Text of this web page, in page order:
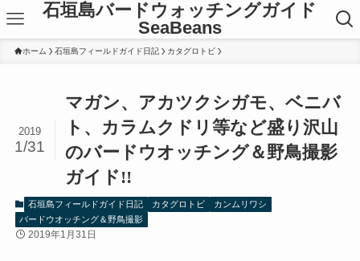
石垣島バードウォッチングガイド
SeaBeans
ホーム 石垣島フィールドガイド日記 カタグロトビ
マガン、アカツクシガモ、ベニバ
ト、カラムクドリ等など盛り沢山
のバードウオッチング＆野鳥撮影
ガイド!!
2019
1/31
石垣島フィールドガイド日記 カタグロトビ
カンムリワシ
バードウオッチング＆野鳥撮影
2019年1月31日